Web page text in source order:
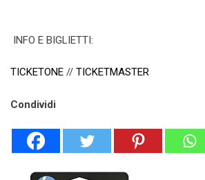
INFO E BIGLIETTI:
TICKETONE // TICKETMASTER
Condividi